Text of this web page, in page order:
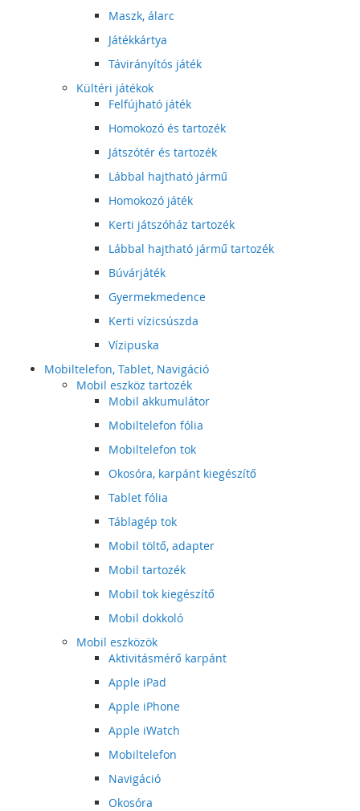
Maszk, álarc
Játékkártya
Távirányítós játék
Kültéri játékok
Felfújható játék
Homokozó és tartozék
Játszótér és tartozék
Lábbal hajtható jármű
Homokozó játék
Kerti játszóház tartozék
Lábbal hajtható jármű tartozék
Búvárjáték
Gyermekmedence
Kerti vízicsúszda
Vízipuska
Mobiltelefon, Tablet, Navigáció
Mobil eszköz tartozék
Mobil akkumulátor
Mobiltelefon fólia
Mobiltelefon tok
Okosóra, karpánt kiegészítő
Tablet fólia
Táblagép tok
Mobil töltő, adapter
Mobil tartozék
Mobil tok kiegészítő
Mobil dokkoló
Mobil eszközök
Aktivitásmérő karpánt
Apple iPad
Apple iPhone
Apple iWatch
Mobiltelefon
Navigáció
Okosóra